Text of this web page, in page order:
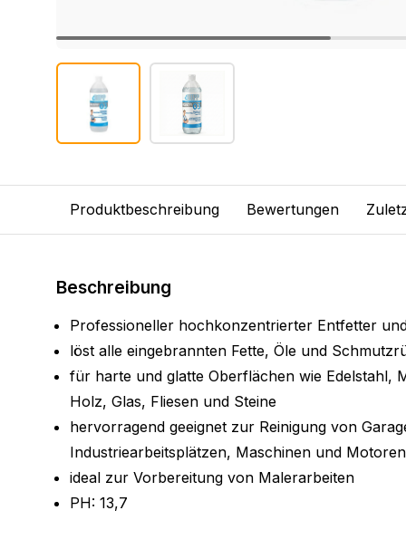
Produktbeschreibung Bewertungen
Beschreibung
Professioneller hochkonzentrierter Entfetter
löst alle eingebrannten Fette, Öle und
für harte und glatte Oberflächen wie Edelstahl,
Holz, Glas, Fliesen und Steine
hervorragend geeignet zur Reinigung von
Industriearbeitsplätzen, Maschinen und Motoren
ideal zur Vorbereitung von Malerarbeiten
PH: 13,7